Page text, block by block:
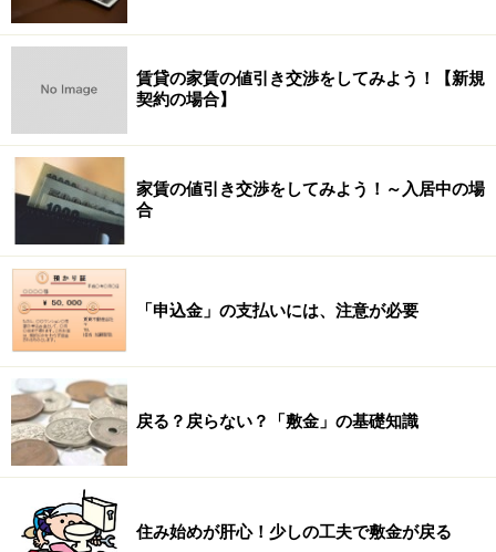
賃貸の家賃の値引き交渉をしてみよう！【新規
契約の場合】
家賃の値引き交渉をしてみよう！～入居中の場
合
「申込金」の支払いには、注意が必要
戻る？戻らない？「敷金」の基礎知識
住み始めが肝心！少しの工夫で敷金が戻る